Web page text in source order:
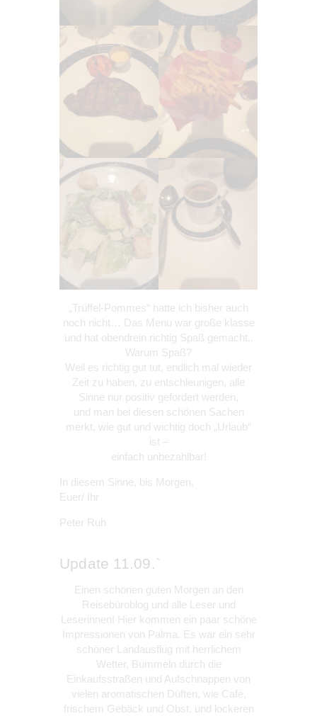
„Trüffel-Pommes“ hatte ich bisher auch
noch nicht… Das Menu war große klasse
und hat obendrein richtig Spaß gemacht..
Warum Spaß?
Weil es richtig gut tut, endlich mal wieder
Zeit zu haben, zu entschleunigen, alle
Sinne nur positiv gefordert werden,
und man bei diesen schönen Sachen
merkt, wie gut und wichtig doch „Urlaub“
ist –
einfach unbezahlbar!
In diesem Sinne, bis Morgen,
Euer/ Ihr
Peter Ruh
Update 11.09.`
Einen schönen guten Morgen an den
Reisebüroblog und alle Leser und
Leserinnen! Hier kommen ein paar schöne
Impressionen von Palma. Es war ein sehr
schöner Landausflug mit herrlichem
Wetter, Bummeln durch die
Einkaufsstraßen und Aufschnappen von
vielen aromatischen Düften, wie Café,
frischem Gebäck und Obst, und lockeren